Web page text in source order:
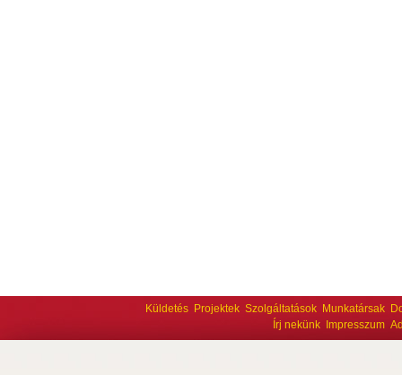
Küldetés Projektek Szolgáltatások Munkatársak
Írj nekünk
Impresszum